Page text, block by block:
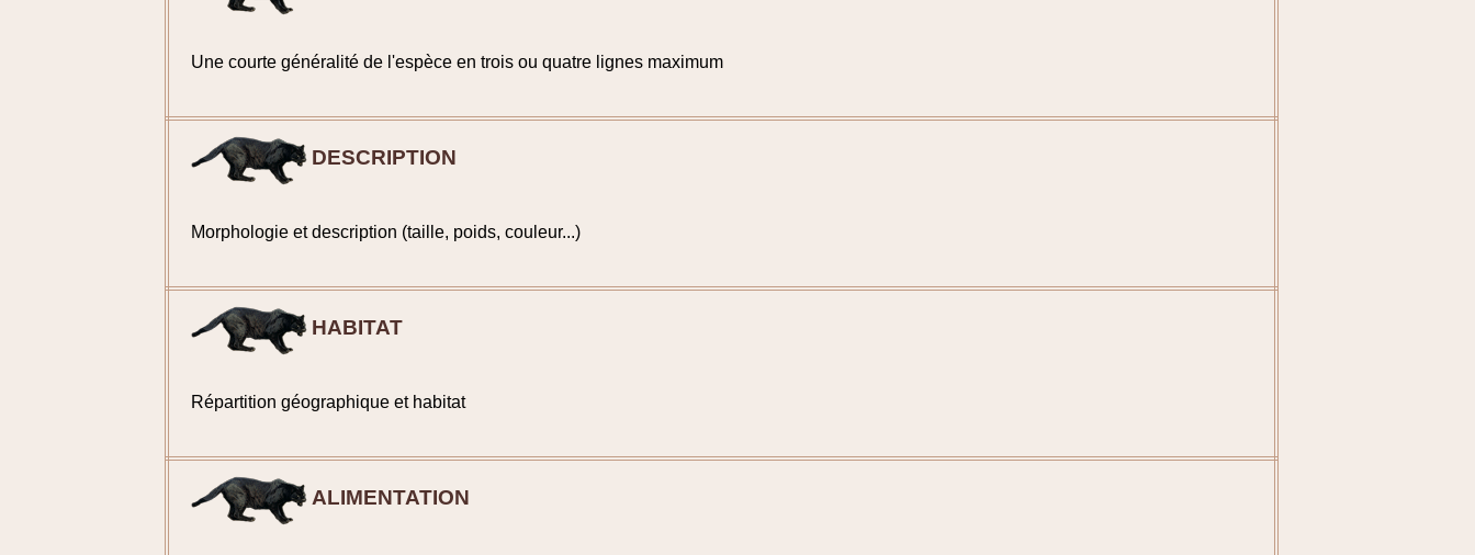
Une courte généralité de l'espèce en trois ou quatre lignes maximum
DESCRIPTION
Morphologie et description (taille, poids, couleur...)
HABITAT
Répartition géographique et habitat
ALIMENTATION